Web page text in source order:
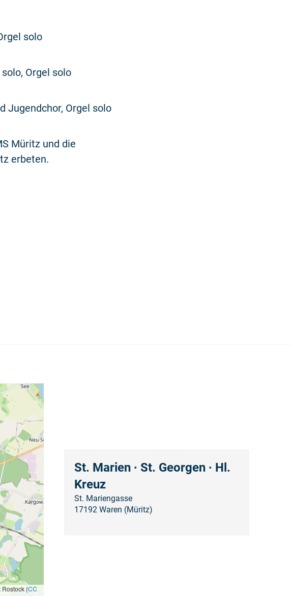
solo
Orgel solo
Jugendchor, Orgel solo
Müritz und die
erbeten.
(CC
St. Marien ∙ St. Georgen ∙ Hl.
Kreuz
St. Mariengasse
17192 Waren (Müritz)